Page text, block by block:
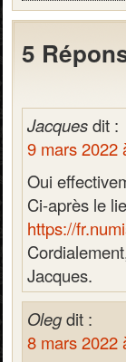
5
Jacquesdit :
9 mars 2022
Oui
Ci-après le
https://
Jacques.
Olegdit :
8 mars 2022